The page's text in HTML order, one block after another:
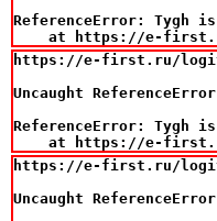
ReferenceError: Tygh
at https://e-
https://e-first.ru/
Uncaught
ReferenceError: Tygh
at https://e-
https://e-first.ru/
Uncaught